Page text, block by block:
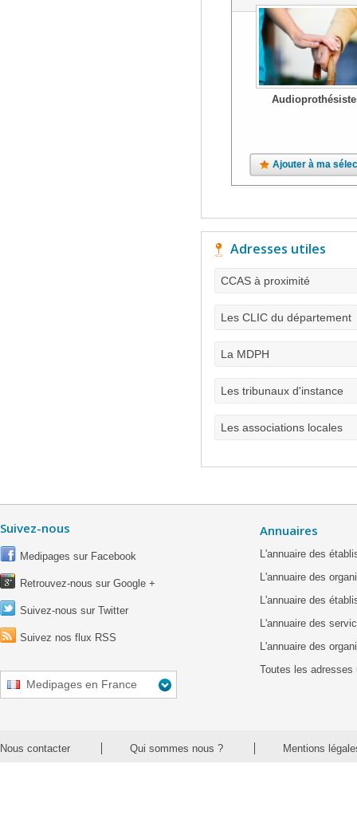
Ajouter à ma
Adresses utiles
CCAS à proximité
Les CLIC du département
La MDPH
Les tribunaux d'instance
Les associations locales
Suivez-nous
Medipages sur Facebook
Retrouvez-nous sur Google +
Suivez-nous sur Twitter
Suivez nos flux RSS
Medipages en France
Annuaires
L'annuaire des
L'annuaire des
L'annuaire des
L'annuaire des
L'annuaire des
Toutes les adresses
Nous contacter Qui sommes nous ? Mentions